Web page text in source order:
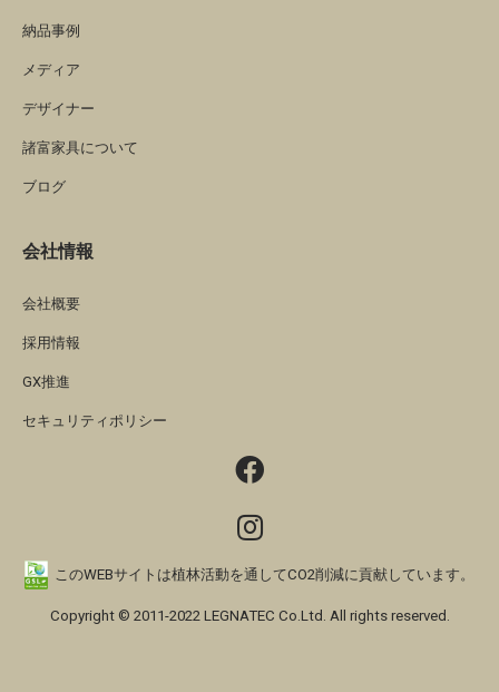
納品事例
メディア
デザイナー
諸富家具について
ブログ
会社情報
会社概要
採用情報
GX推進
セキュリティポリシー
このWEBサイトは植林活動を通してCO2削減に貢献しています。
Copyright © 2011-2022 LEGNATEC Co.Ltd. All rights reserved.